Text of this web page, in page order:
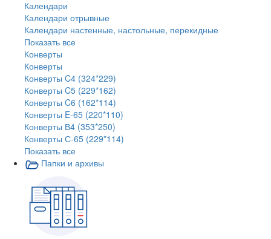
Календари
Календари отрывные
Календари настенные, настольные, перекидные
Показать все
Конверты
Конверты
Конверты C4 (324*229)
Конверты C5 (229*162)
Конверты C6 (162*114)
Конверты E-65 (220*110)
Конверты В4 (353*250)
Конверты С-65 (229*114)
Показать все
Папки и архивы